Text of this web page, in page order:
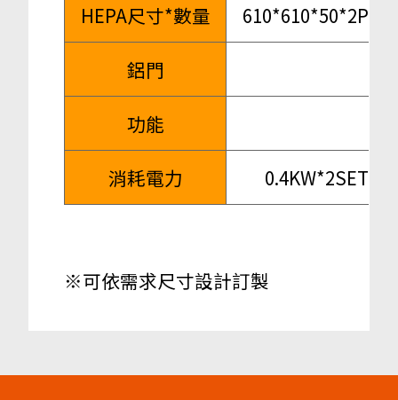
HEPA尺寸*數量 610*610*50*2PCS
鋁門
功能
消耗電力 0.4KW*2SET
※可依需求尺寸設計訂製